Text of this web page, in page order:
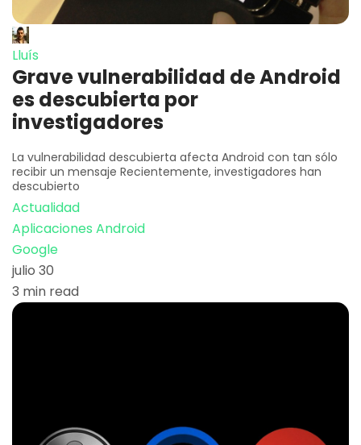
Lluís
Grave vulnerabilidad de Android
es descubierta por
investigadores
La vulnerabilidad descubierta afecta Android con tan sólo
recibir un mensaje Recientemente, investigadores han
descubierto
Actualidad
Aplicaciones Android
Google
julio 30
3 min read